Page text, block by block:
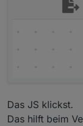
Das JS klickst.
Das hilft beim